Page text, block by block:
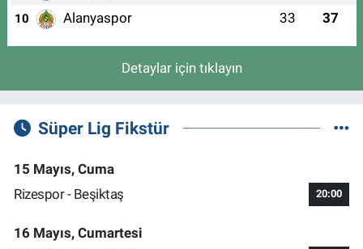
10 Alanyaspor 33 37
Detaylar için tıklayın
Süper Lig Fikstür
15 Mayıs, Cuma
Rizespor - Beşiktaş
20:00
16 Mayıs, Cumartesi